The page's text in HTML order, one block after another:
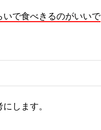
で食べきるのがいいで
します。